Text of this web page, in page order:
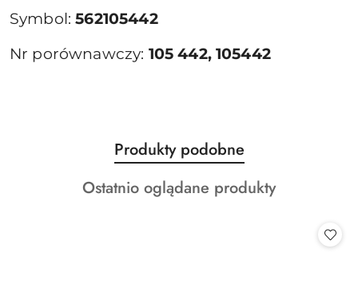
Symbol:562105442
Nr porównawczy: 105 442, 105442
Pomiń karuzelę produktów
Produkty
o
statusie:
Produkty podobne
Produkty
Ostatnio oglądane produkty